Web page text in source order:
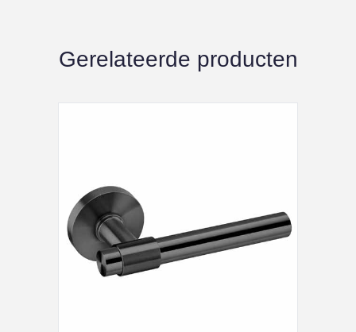
Gerelateerde producten